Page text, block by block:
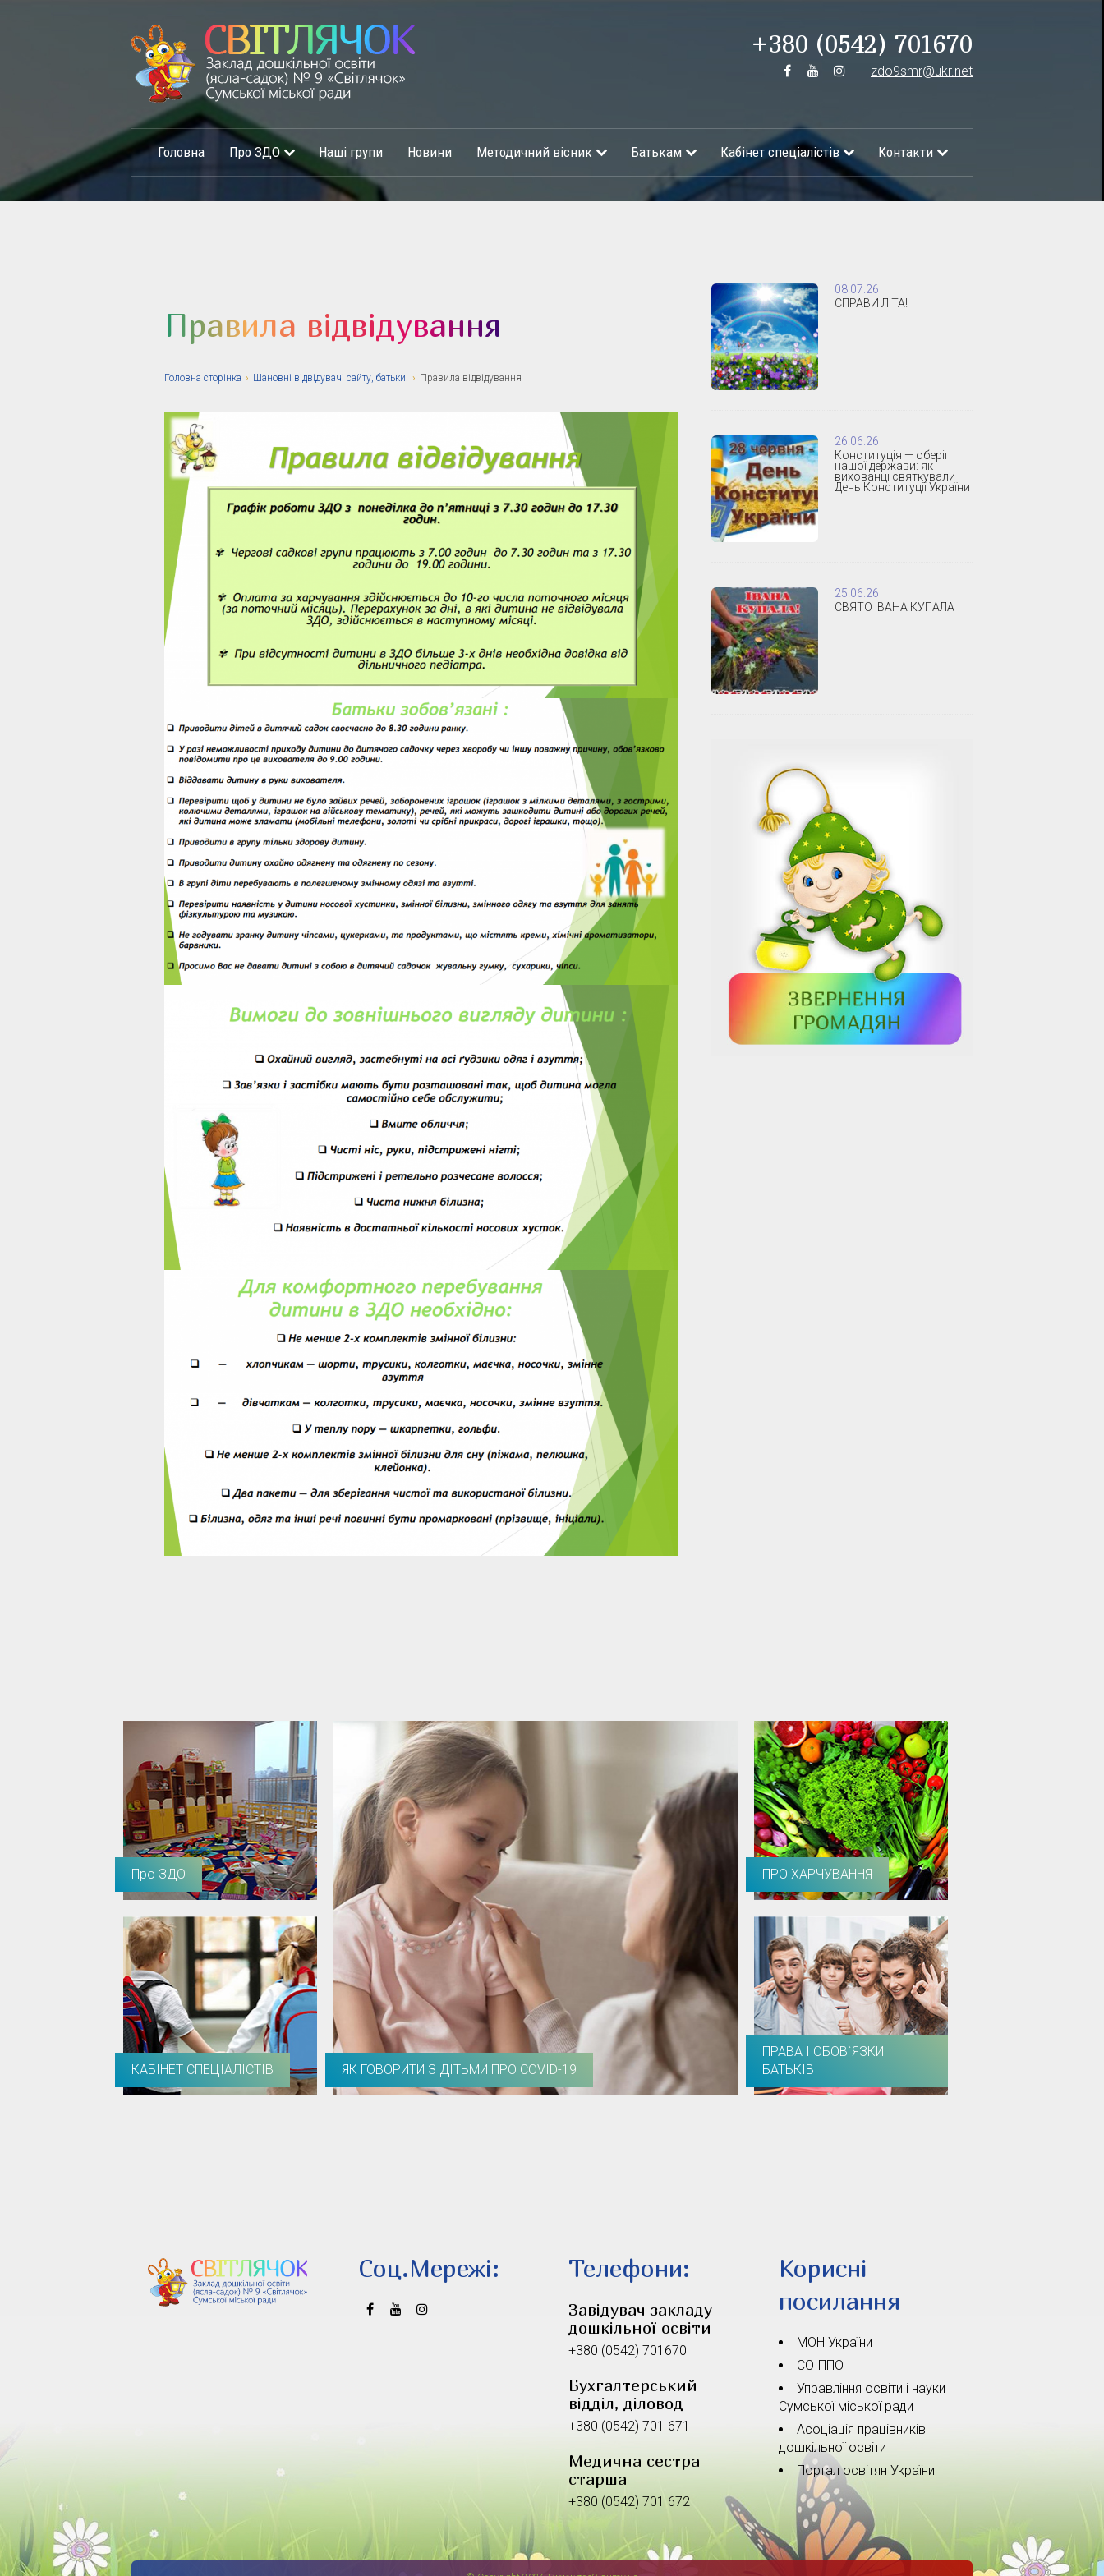
+380 (0542) 701670
zdo9smr@ukr.net
Головна Про ЗДО Наші групи Новини Методичний вісник Батькам Кабінет спеціалістів Контакти
08.07.26
СПРАВИ ЛІТА!
26.06.26
Конституція — оберіг
нашої держави: як
вихованці святкували
День Конституції України
25.06.26
СВЯТО ІВАНА КУПАЛА
Правила відвідування
Головна сторiнка › Шановні відвідувачі сайту, батьки! › Правила відвідування
Про ЗДО
КАБІНЕТ СПЕЦІАЛІСТІВ ЯК ГОВОРИТИ З ДІТЬМИ ПРО COVID-19
ПРО ХАРЧУВАННЯ
ПРАВА І ОБОВ`ЯЗКИ
БАТЬКІВ
Соц.Мережi: Телефони:
Завідувач закладу
дошкільної освіти
+380 (0542) 701670
Бухгалтерський
відділ, діловод
+380 (0542) 701 671
Медична сестра
старша
+380 (0542) 701 672
Корисні
посилання
МОН України
СОІППО
Управління освіти і науки
Сумської міської ради
Асоціація працівників
дошкільної освіти
Портал освітян України